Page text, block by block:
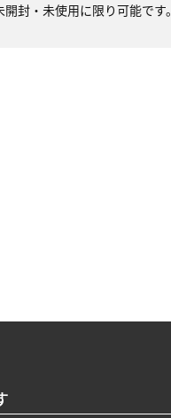
封・未使用に限り可能です。